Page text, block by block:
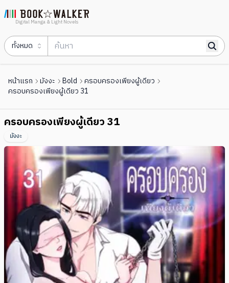
Digital Manga & Light Novels
ทั้งหมด
หน้าแรก มังงะ Bold
ครอบครองเพียงผู้เดียว
ครอบครองเพียงผู้เดียว 31
ครอบครองเพียงผู้เดียว 31
มังงะ